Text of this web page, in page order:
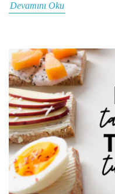
Devamını Oku